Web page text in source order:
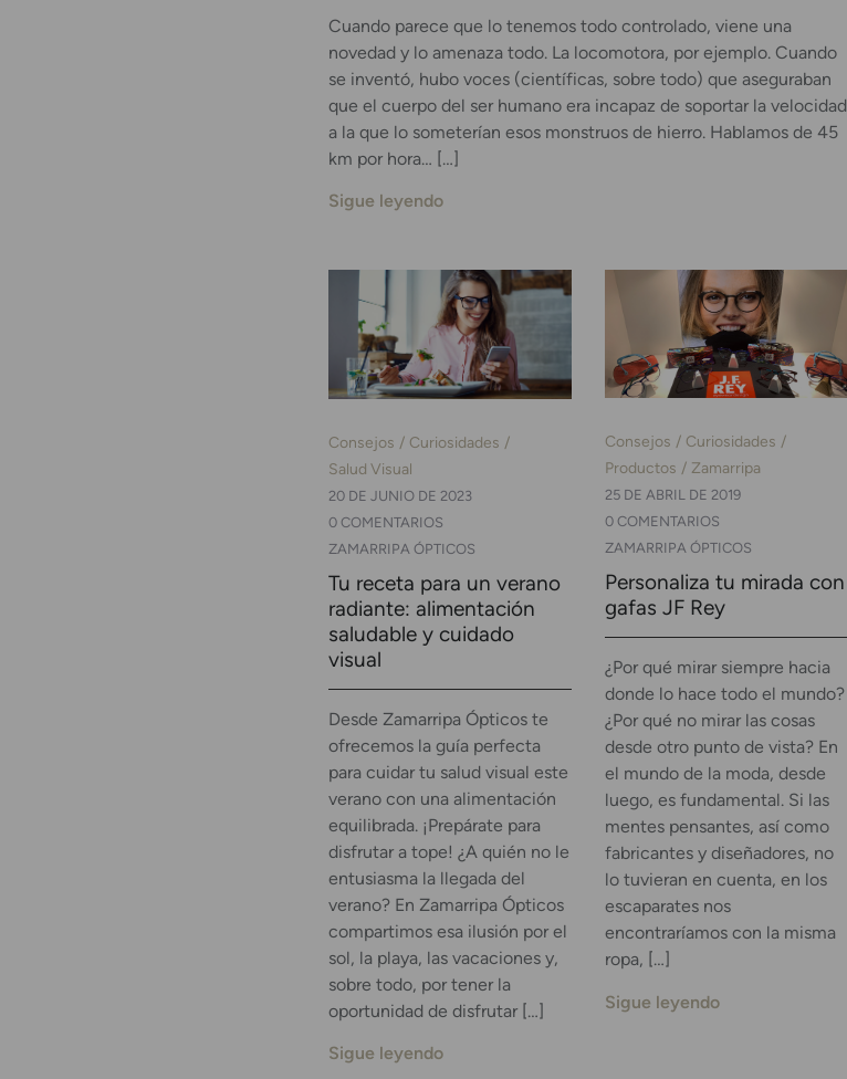
Cuando parece que lo tenemos todo controlado, viene una
novedad y lo amenaza todo. La locomotora, por ejemplo. Cuando
se inventó, hubo voces (científicas, sobre todo) que aseguraban
que el cuerpo del ser humano era incapaz de soportar la velocidad
a la que lo someterían esos monstruos de hierro. Hablamos de 45
km por hora… […]
Sigue leyendo
Consejos
Curiosidades
Salud Visual
20 DE JUNIO DE 2023
0 COMENTARIOS
ZAMARRIPA ÓPTICOS
Tu receta para un verano
radiante: alimentación
saludable y cuidado
visual
Desde Zamarripa Ópticos te
ofrecemos la guía perfecta
para cuidar tu salud visual este
verano con una alimentación
equilibrada. ¡Prepárate para
disfrutar a tope! ¿A quién no le
entusiasma la llegada del
verano? En Zamarripa Ópticos
compartimos esa ilusión por el
sol, la playa, las vacaciones y,
sobre todo, por tener la
oportunidad de disfrutar […]
Sigue leyendo
Consejos
Curiosidades
Productos
Zamarripa
25 DE ABRIL DE 2019
0 COMENTARIOS
ZAMARRIPA ÓPTICOS
Personaliza tu mirada con
gafas JF Rey
¿Por qué mirar siempre hacia
donde lo hace todo el mundo?
¿Por qué no mirar las cosas
desde otro punto de vista? En
el mundo de la moda, desde
luego, es fundamental. Si las
mentes pensantes, así como
fabricantes y diseñadores, no
lo tuvieran en cuenta, en los
escaparates nos
encontraríamos con la misma
ropa, […]
Sigue leyendo